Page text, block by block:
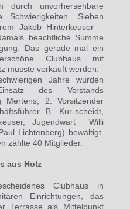
unvorhersehbare
Schwierigkeiten. Sieben
Jakob Hinterkeuser –
beachtliche Summe
Das gerade mal ein
Clubhaus mit
musste verkauft werden.
Jahre wurden
des Vorstands
Mertens, 2. Vorsitzender
B. Kur-scheidt,
Jugendwart Willi
Lichtenberg) bewältigt.
zählte 40 Mitglieder.
aus Holz
Clubhaus in
Einrichtungen, das
Terrasse als Mittelpunkt